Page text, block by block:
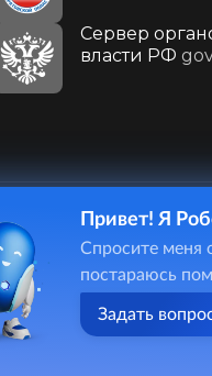
Сервер
власти РФ
410031, г. Саратов,
+7(8452)26-02-49
Привет! Я
Спросите меня
постараюсь
Задать